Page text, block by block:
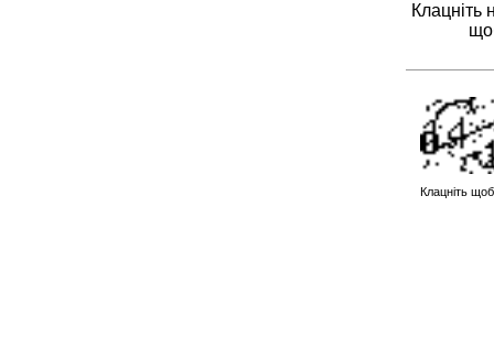
Клацніть
Клацніть